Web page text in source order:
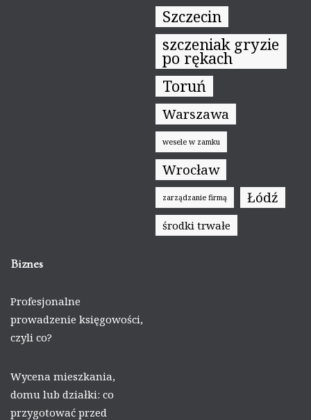
Szczecin
szczeniak gryzie
po rękach
Toruń
Warszawa
wesele w zamku
Wrocław
zarządzanie firmą Łódź
środki trwałe
Biznes
Profesjonalne
prowadzenie księgowości,
czyli co?
Wycena mieszkania,
domu lub działki: co
przygotować przed